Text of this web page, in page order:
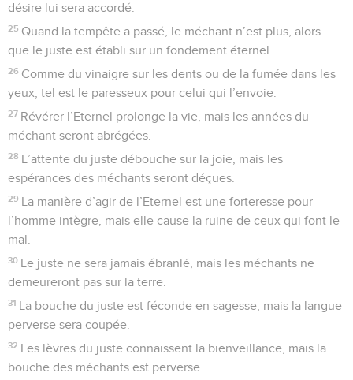
désire lui sera accordé.
25 Quand la tempête a passé, le méchant n’est plus, alors
que le juste est établi sur un fondement éternel.
26 Comme du vinaigre sur les dents ou de la fumée dans les
yeux, tel est le paresseux pour celui qui l’envoie.
27 Révérer l’Eternel prolonge la vie, mais les années du
méchant seront abrégées.
28 L’attente du juste débouche sur la joie, mais les
espérances des méchants seront déçues.
29 La manière d’agir de l’Eternel est une forteresse pour
l’homme intègre, mais elle cause la ruine de ceux qui font le
mal.
30 Le juste ne sera jamais ébranlé, mais les méchants ne
demeureront pas sur la terre.
31 La bouche du juste est féconde en sagesse, mais la langue
perverse sera coupée.
32 Les lèvres du juste connaissent la bienveillance, mais la
bouche des méchants est perverse.